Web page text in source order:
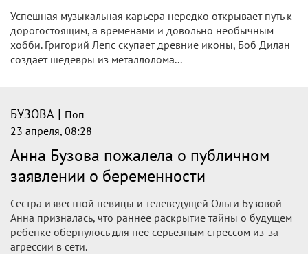
Успешная музыкальная карьера нередко открывает путь к
дорогостоящим, а временами и довольно необычным
хобби. Григорий Лепс скупает древние иконы, Боб Дилан
создаёт шедевры из металлолома...
БУЗОВА | Поп
23 апреля, 08:28
Анна Бузова пожалела о публичном
заявлении о беременности
Сестра известной певицы и телеведущей Ольги Бузовой
Анна призналась, что раннее раскрытие тайны о будущем
ребенке обернулось для нее серьезным стрессом из-за
агрессии в сети.